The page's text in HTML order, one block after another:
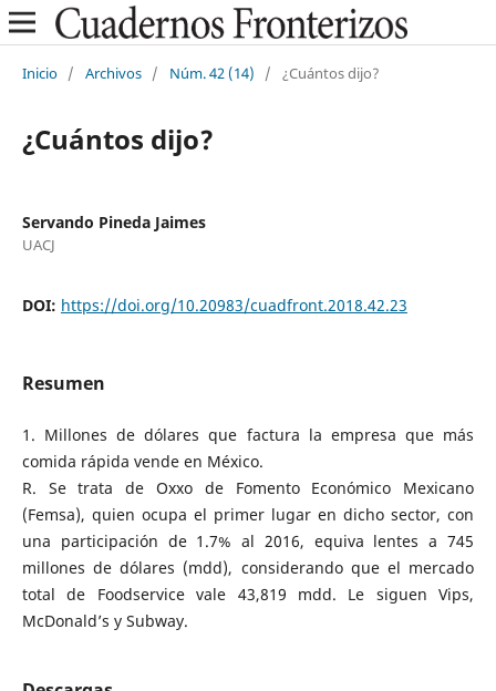
Inicio / Archivos / Núm. 42 (14) / ¿Cuántos dijo?
¿Cuántos dijo?
Servando Pineda Jaimes
UACJ
DOI: https://doi.org/10.20983/cuadfront.2018.42.23
Resumen
1. Millones de dólares que factura la empresa que más
comida rápida vende en México.
R. Se trata de Oxxo de Fomento Económico Mexicano
(Femsa), quien ocupa el primer lugar en dicho sector, con
una participación de 1.7% al 2016, equiva lentes a 745
millones de dólares (mdd), considerando que el mercado
total de Foodservice vale 43,819 mdd. Le siguen Vips,
McDonald’s y Subway.